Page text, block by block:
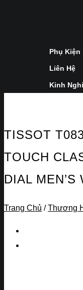
Phụ Kiện
Liên Hệ
Kinh
TISSOT
TOUCH
DIAL MEN’S
Trang Chủ / Thương